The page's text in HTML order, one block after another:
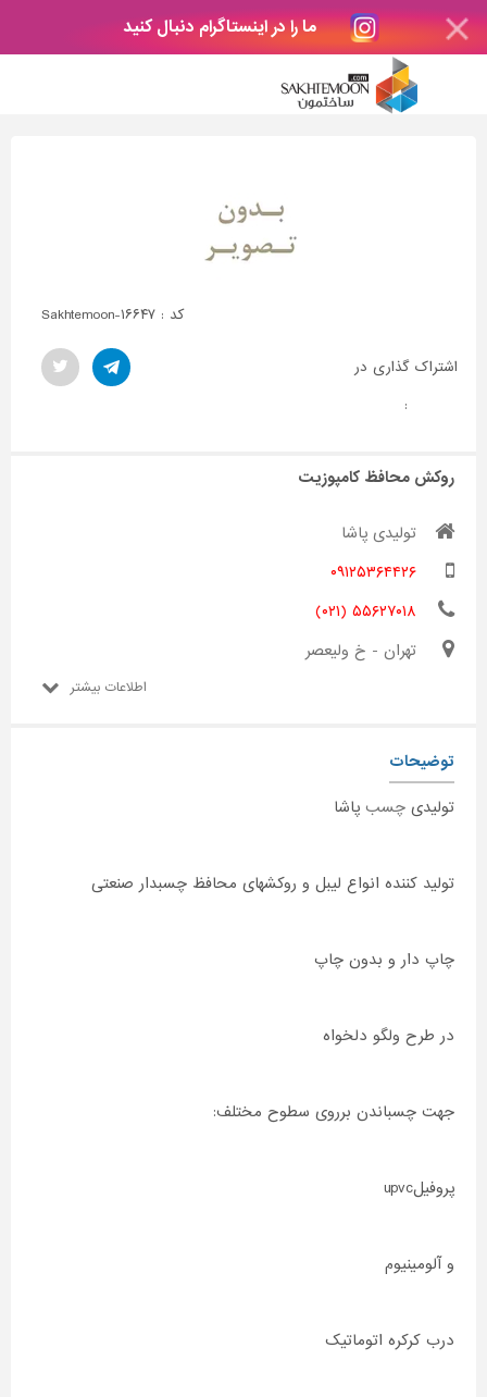
ما را در اینستاگرام دنبال کنید
کد : Sakhtemoon-۱۶۶۴۷
اشتراک گذاری در
:
روکش محافظ کامپوزیت
تولیدی پاشا
۰۹۱۲۵۳۶۴۴۲۶
۵۵۶۲۷۰۱۸ (۰۲۱)
تهران - خ ولیعصر
اطلاعات بیشتر
توضیحات
تولیدی چسب پاشا
تولید کننده انواع لیبل و روکشهای محافظ چسبدار صنعتی
چاپ دار و بدون چاپ
در طرح ولگو دلخواه
جهت چسباندن برروی سطوح مختلف:
پروفیلupvc
و آلومینیوم
درب کرکره اتوماتیک